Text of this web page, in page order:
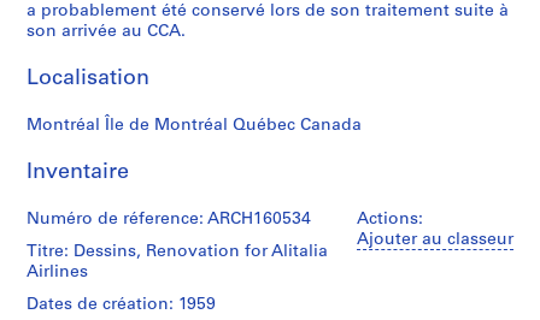
i
n
e
f
r
m
a
t
a probablement été conservé lors de son traitement suite à
son arrivée au CCA.
Localisation
Montréal Île de Montréal Québec Canada
Inventaire
Actions:
Ajouter au classeur
Numéro de réference: ARCH160534
Titre: Dessins, Renovation for Alitalia
Airlines
Dates de création: 1959